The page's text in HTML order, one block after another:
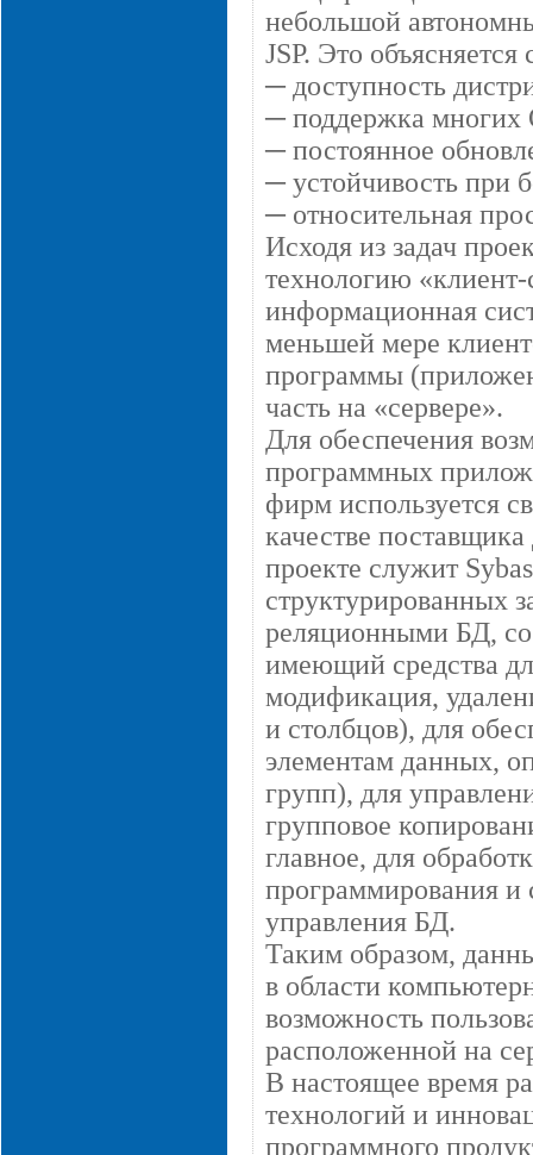
небольшой
JSP. Это
─ доступность
─ поддержка
─ постоянное
─ устойчивость при
─ относительная
Исходя из задач
технологию «клиент-
информационная
меньшей мере
программы
часть на «сервере».
Для обеспечения
программных
фирм используется
качестве
проекте служит
структурированных
реляционными БД,
имеющий средства
модификация,
и столбцов), для
элементам данных,
групп), для
групповое
главное, для
программирования и
управления БД.
Таким образом,
в области
возможность
расположенной на
В настоящее время
технологий и
программного